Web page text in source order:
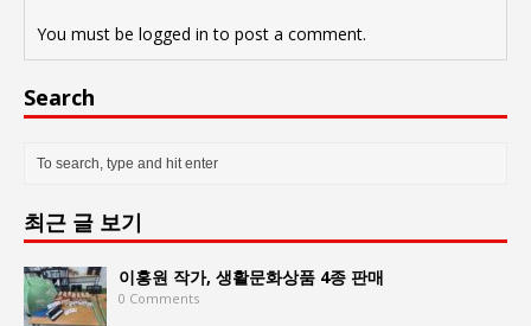
You must be logged in to post a comment.
Search
최근 글 보기
이홍원 작가, 생활문화상품 4종 판매
0 Comments